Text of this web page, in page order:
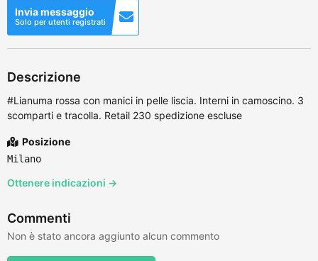
Invia messaggio
Solo per utenti registrati
Descrizione
#Lianuma rossa con manici in pelle liscia. Interni in camoscino. 3
scomparti e tracolla. Retail 230 spedizione escluse
Posizione
Milano
Ottenere indicazioni →
Commenti
Non è stato ancora aggiunto alcun commento